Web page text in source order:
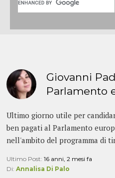
Giovanni
Parlamento
Ultimo giorno utile per
ben pagati al Parlamento
nell'ambito del programma di
Ultimo Post:16 anni, 2 mesi fa
Di:Annalisa Di Palo